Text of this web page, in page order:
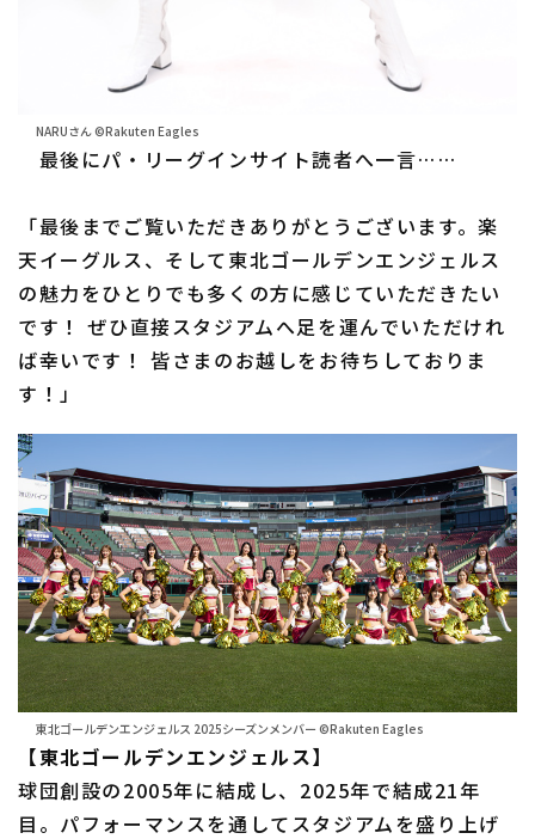
NARUさん ©Rakuten Eagles
最後にパ・リーグインサイト読者へ一言……
「最後までご覧いただきありがとうございます。楽
天イーグルス、そして東北ゴールデンエンジェルス
の魅力をひとりでも多くの方に感じていただきたい
です！ ぜひ直接スタジアムへ足を運んでいただけれ
ば幸いです！ 皆さまのお越しをお待ちしておりま
す！」
東北ゴールデンエンジェルス 2025シーズンメンバー ©Rakuten Eagles
【東北ゴールデンエンジェルス】
球団創設の2005年に結成し、2025年で結成21年
目。パフォーマンスを通してスタジアムを盛り上げ